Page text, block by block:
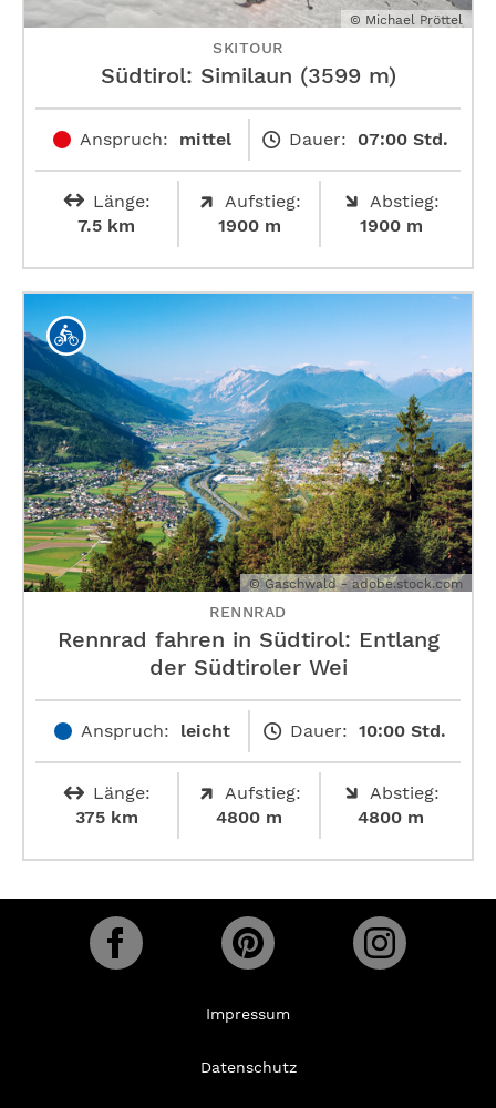
© Michael Pröttel
SKITOUR
Südtirol: Similaun (3599 m)
Anspruch: mittel Dauer: 07:00 Std.
Länge:
7.5 km
Aufstieg:
1900 m
Abstieg:
1900 m
© Gaschwald - adobe.stock.com
RENNRAD
Rennrad fahren in Südtirol: Entlang
der Südtiroler Wei
Anspruch: leicht Dauer: 10:00 Std.
Länge:
375 km
Aufstieg:
4800 m
Abstieg:
4800 m
Impressum
Datenschutz